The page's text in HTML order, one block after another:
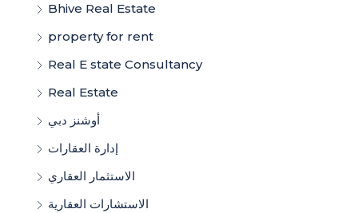
Bhive Real Estate
property for rent
Real E state Consultancy
Real Estate
أوشنز دبي
إدارة العقارات
الاستثمار العقاري
الاستشارات العقارية